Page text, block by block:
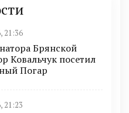
21:36
Брянской
Ковальчук посетил
Погар
21:23